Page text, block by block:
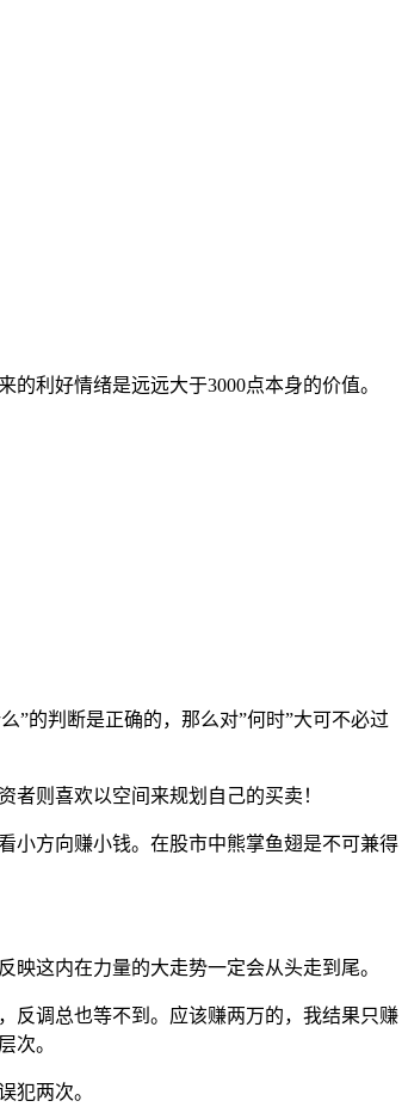
利好情绪是远远大于3000点本身的价值。
”的判断是正确的，那么对”何时”大可不必过
则喜欢以空间来规划自己的买卖！
小方向赚小钱。在股市中熊掌鱼翅是不可兼得
这内在力量的大走势一定会从头走到尾。
反调总也等不到。应该赚两万的，我结果只赚
次。
犯两次。